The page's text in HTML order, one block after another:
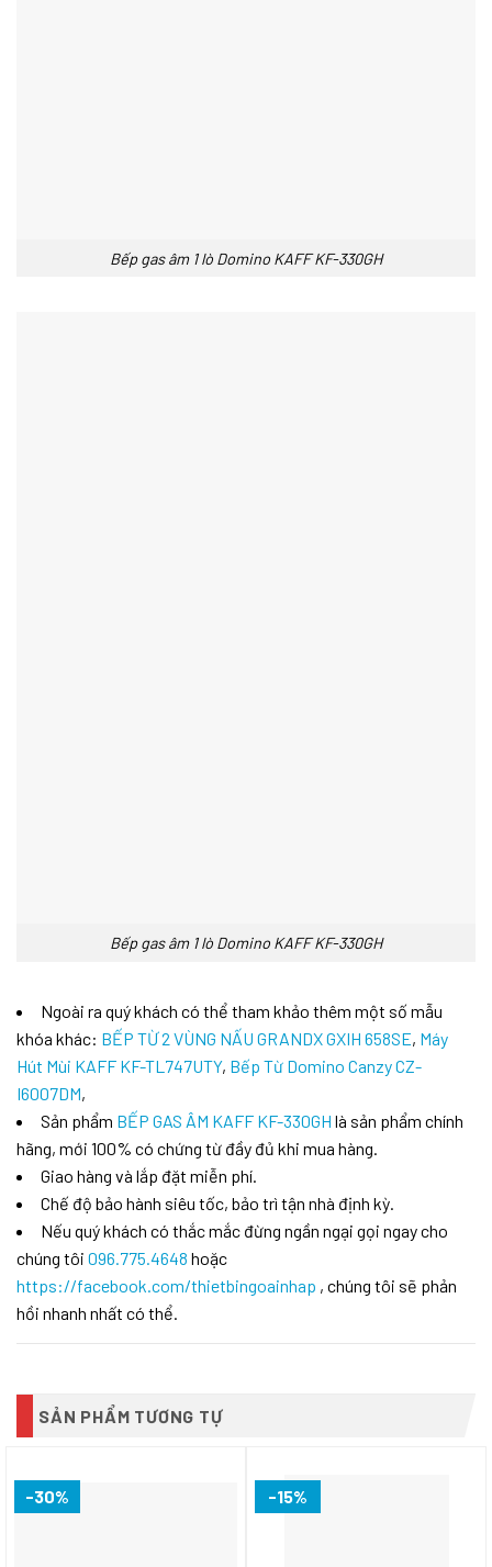
Bếp gas âm 1 lò Domino KAFF KF-330GH
Bếp gas âm 1 lò Domino KAFF KF-330GH
Ngoài ra quý khách có thể tham khảo thêm một số mẫu
khóa khác: BẾP TỪ 2 VÙNG NẤU GRANDX GXIH 658SE, Máy
Hút Mùi KAFF KF-TL747UTY, Bếp Từ Domino Canzy CZ-
I6007DM,
Sản phẩm BẾP GAS ÂM KAFF KF-330GH là sản phẩm chính
hãng, mới 100% có chứng từ đầy đủ khi mua hàng.
Giao hàng và lắp đặt miễn phí.
Chế độ bảo hành siêu tốc, bảo trì tận nhà định kỳ.
Nếu quý khách có thắc mắc đừng ngần ngại gọi ngay cho
chúng tôi 096.775.4648 hoặc
https://facebook.com/thietbingoainhap , chúng tôi sẽ phản
hồi nhanh nhất có thể.
SẢN PHẨM TƯƠNG TỰ
-30% -15%